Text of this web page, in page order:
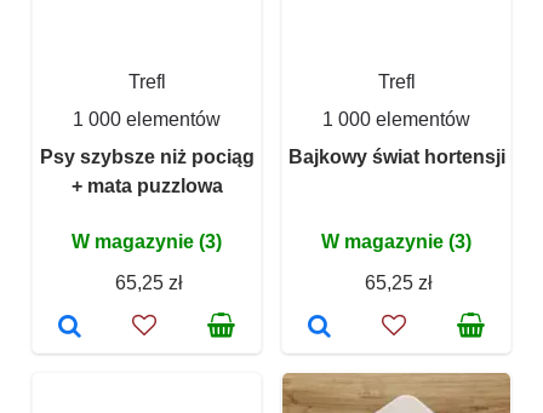
Trefl
1 000 elementów
Psy szybsze niż pociąg
+ mata puzzlowa
W magazynie (3)
65,25 zł
Trefl
1 000 elementów
Bajkowy świat hortensji
W magazynie (3)
65,25 zł